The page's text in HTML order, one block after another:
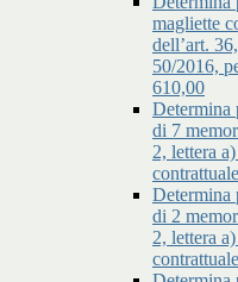
magliette
dell’art.
50/2016,
610,00
Determina
di 7
2, lettera
Determina
di 2
2, lettera